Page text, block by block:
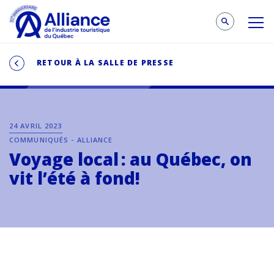
RETOUR À LA SALLE DE PRESSE
24 AVRIL 2023
COMMUNIQUÉS - ALLIANCE
Voyage local : au Québec, on
vit l’été à fond!